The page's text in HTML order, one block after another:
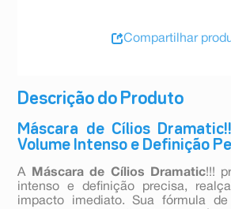
Descrição do Produto
Máscara de Cílios
Volume Intenso e Definição
A Máscara de Cílios Dramatic!!!
intenso e definição precisa,
impacto imediato. Sua fórmula
Compartilhar